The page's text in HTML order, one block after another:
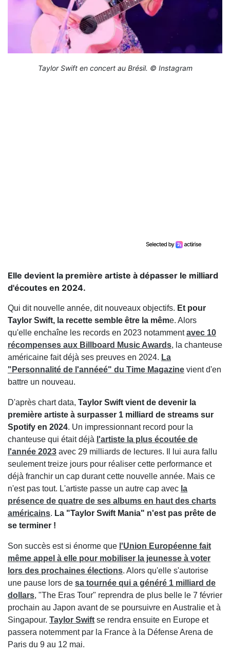
Taylor Swift en concert au Brésil. © Instagram
Elle devient la première artiste à dépasser le milliard
d'écoutes en 2024.
Qui dit nouvelle année, dit nouveaux objectifs. Et pour
Taylor Swift, la recette semble être la même. Alors
qu'elle enchaîne les records en 2023 notammentavec 10
récompenses aux Billboard Music Awards, la chanteuse
américaine fait déjà ses preuves en 2024. La
"Personnalité de l'annéeé" du Time Magazine vient d'en
battre un nouveau.
D'après chart data, Taylor Swift vient de devenir la
première artiste à surpasser 1 milliard de streams sur
Spotify en 2024. Un impressionnant record pour la
chanteuse qui était déjà l'artiste la plus écoutée de
l'année 2023 avec 29 milliards de lectures. Il lui aura fallu
seulement treize jours pour réaliser cette performance et
déjà franchir un cap durant cette nouvelle année. Mais ce
n'est pas tout. L'artiste passe un autre cap avec la
présence de quatre de ses albums en haut des charts
américains. La "Taylor Swift Mania" n'est pas prête de
se terminer !
Son succès est si énorme que l'Union Européenne fait
même appel à elle pour mobiliser la jeunesse à voter
lors des prochaines élections. Alors qu'elle s'autorise
une pause lors de sa tournée qui a généré 1 milliard de
dollars, "The Eras Tour" reprendra de plus belle le 7 février
prochain au Japon avant de se poursuivre en Australie et à
Singapour. Taylor Swift se rendra ensuite en Europe et
passera notemment par la France à la Défense Arena de
Paris du 9 au 12 mai.